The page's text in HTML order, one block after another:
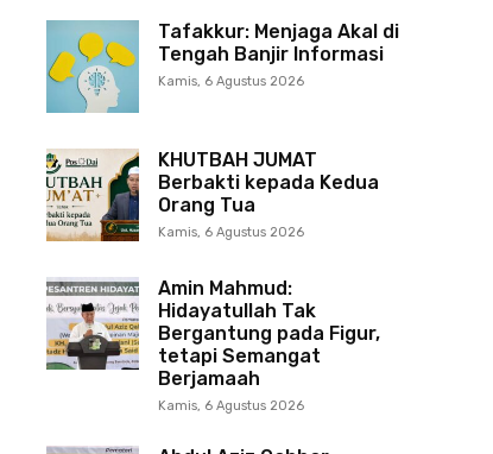
Tafakkur: Menjaga Akal di
Tengah Banjir Informasi
Kamis, 6 Agustus 2026
KHUTBAH JUMAT
Berbakti kepada Kedua
Orang Tua
Kamis, 6 Agustus 2026
Amin Mahmud:
Hidayatullah Tak
Bergantung pada Figur,
tetapi Semangat
Berjamaah
Kamis, 6 Agustus 2026